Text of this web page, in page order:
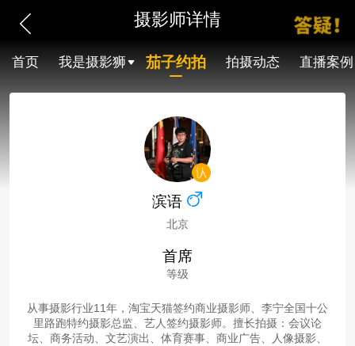
摄影师详情
首页 我是摄影狮 茄子约拍 拍摄动态 直播案例
滨语
北京
首席
等级
从事摄影行业11年，淘宝天猫签约商业摄影师、李宁全国十公
里路跑特约摄影总监、艺人签约摄影师。擅长拍摄：会议论
坛、商务活动、文艺演出、体育赛事、商业广告、人像摄影、